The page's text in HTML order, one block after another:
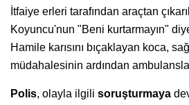
İtfaiye erleri tarafından araçtan
Koyuncu'nun "Beni kurtarmayın"
Hamile karısını bıçaklayan koca,
müdahalesinin ardından ambulansla
Polis, olayla ilgili soruşturmaya